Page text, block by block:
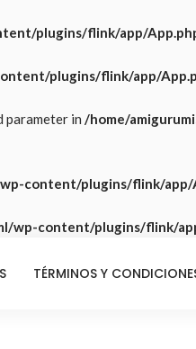
plugins/flink/app/
plugins/flink/app/
parameter in /home/
content/plugins/flink/app/
wp-content/plugins/flink/
TÉRMINOS Y